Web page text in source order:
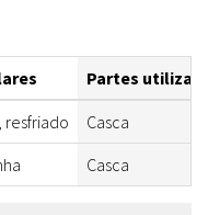
Partes
resfriado
Casca
Casca